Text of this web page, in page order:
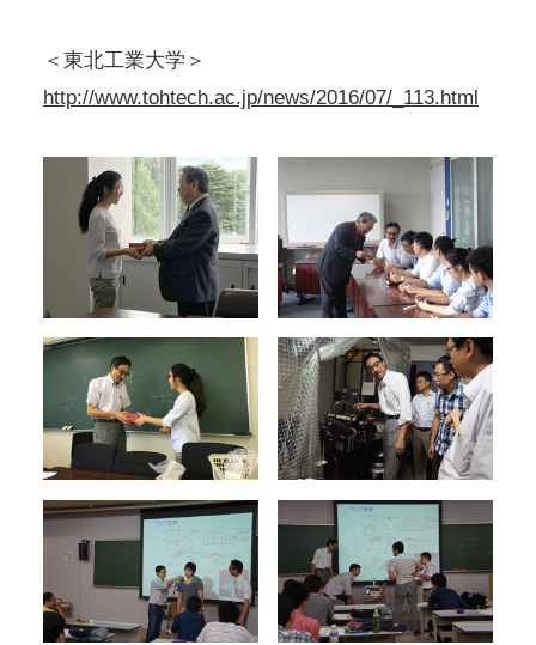
＜東北工業大学＞
http://www.tohtech.ac.jp/news/2016/07/_113.html